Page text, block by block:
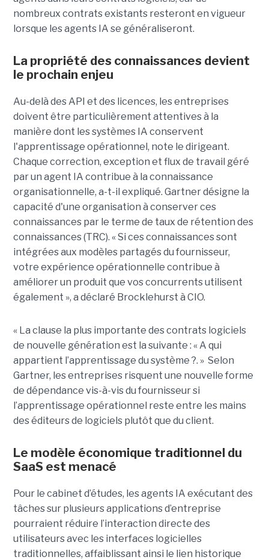
nombreux contrats existants resteront en vigueur
lorsque les agents IA se généraliseront.
La propriété des connaissances devient
le prochain enjeu
Au-delà des API et des licences, les entreprises
doivent être particulièrement attentives à la
manière dont les systèmes IA conservent
l'apprentissage opérationnel, note le dirigeant.
Chaque correction, exception et flux de travail géré
par un agent IA contribue à la connaissance
organisationnelle, a-t-il expliqué. Gartner désigne la
capacité d'une organisation à conserver ces
connaissances par le terme de taux de rétention des
connaissances (TRC). « Si ces connaissances sont
intégrées aux modèles partagés du fournisseur,
votre expérience opérationnelle contribue à
améliorer un produit que vos concurrents utilisent
également », a déclaré Brocklehurst à CIO.
« La clause la plus importante des contrats logiciels
de nouvelle génération est la suivante : « A qui
appartient l’apprentissage du système ?. » Selon
Gartner, les entreprises risquent une nouvelle forme
de dépendance vis-à-vis du fournisseur si
l’apprentissage opérationnel reste entre les mains
des éditeurs de logiciels plutôt que du client.
Le modèle économique traditionnel du
SaaS est menacé
Pour le cabinet d’études, les agents IA exécutant des
tâches sur plusieurs applications d’entreprise
pourraient réduire l’interaction directe des
utilisateurs avec les interfaces logicielles
traditionnelles, affaiblissant ainsi le lien historique